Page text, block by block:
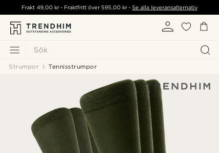
Sök
Frakt 49,00 kr- Fraktfritt över595,00 kr -Se alla leveransalternativ
Strumpor Tennisstrumpor